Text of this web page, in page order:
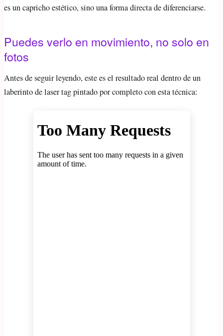
es un capricho estético, sino una forma directa de diferenciarse.
Puedes verlo en movimiento, no solo en
fotos
Antes de seguir leyendo, este es el resultado real dentro de un
laberinto de laser tag pintado por completo con esta técnica: